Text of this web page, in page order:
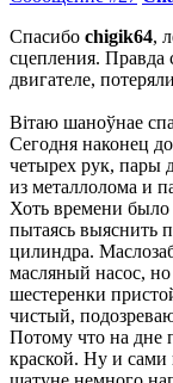
Спасибо chigik64,
сцепления. Правда
двигателе,
Вітаю шаноўнае
Сегодня наконец
четырех рук, пары
из металлолома и
Хоть времени
пытаясь выяснить
цилиндра.
масляный насос,
шестеренки
чистый,
Потому что на дне
краской. Ну и сами